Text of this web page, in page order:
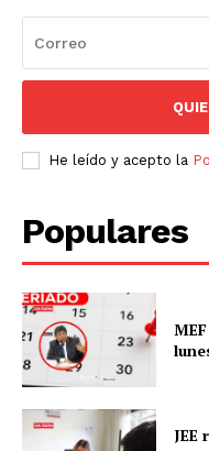
He leído y acepto la
Populares
JEE